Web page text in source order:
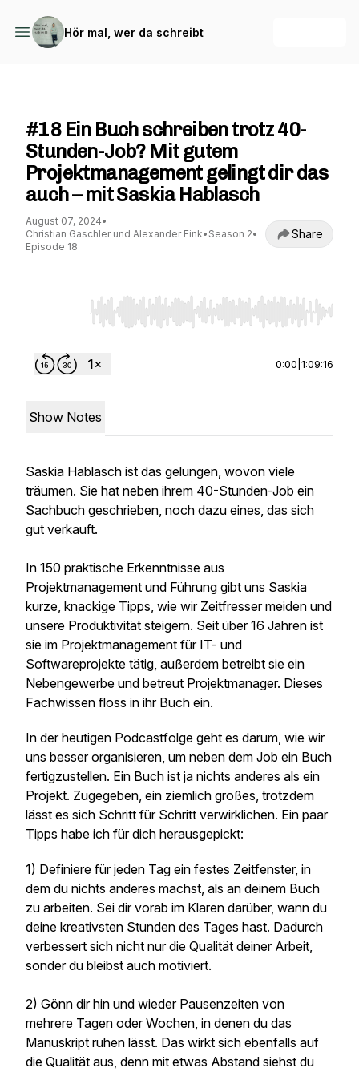
Hör mal, wer da schreibt
#18 Ein Buch schreiben trotz 40-
Stunden-Job? Mit gutem
Projektmanagement gelingt dir das
auch – mit Saskia Hablasch
August 07, 2024•
Christian Gaschler und Alexander Fink• Season 2•
Episode 18
Share
Use Left/Right to seek, Home/End to jump to
0:00 1:09:16
Show Notes
Saskia Hablasch ist das gelungen, wovon viele
träumen. Sie hat neben ihrem 40-Stunden-Job ein
Sachbuch geschrieben, noch dazu eines, das sich
gut verkauft.
In 150 praktische Erkenntnisse aus
Projektmanagement und Führung gibt uns Saskia
kurze, knackige Tipps, wie wir Zeitfresser meiden und
unsere Produktivität steigern. Seit über 16 Jahren ist
sie im Projektmanagement für IT- und
Softwareprojekte tätig, außerdem betreibt sie ein
Nebengewerbe und betreut Projektmanager. Dieses
Fachwissen floss in ihr Buch ein.
In der heutigen Podcastfolge geht es darum, wie wir
uns besser organisieren, um neben dem Job ein Buch
fertigzustellen. Ein Buch ist ja nichts anderes als ein
Projekt. Zugegeben, ein ziemlich großes, trotzdem
lässt es sich Schritt für Schritt verwirklichen. Ein paar
Tipps habe ich für dich herausgepickt:
1) Definiere für jeden Tag ein festes Zeitfenster, in
dem du nichts anderes machst, als an deinem Buch
zu arbeiten. Sei dir vorab im Klaren darüber, wann du
deine kreativsten Stunden des Tages hast. Dadurch
verbessert sich nicht nur die Qualität deiner Arbeit,
sonder du bleibst auch motiviert.
2) Gönn dir hin und wieder Pausenzeiten von
mehrere Tagen oder Wochen, in denen du das
Manuskript ruhen lässt. Das wirkt sich ebenfalls auf
die Qualität aus, denn mit etwas Abstand siehst du